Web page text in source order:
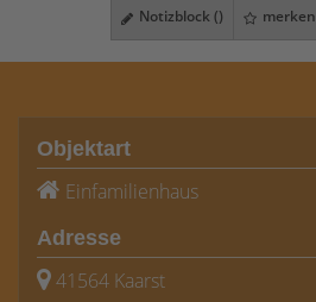
Notizblock () merken
Objektart
Einfamilienhaus
Adresse
41564 Kaarst